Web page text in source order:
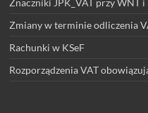
Znaczniki JPK_VAT przy WNT
Zmiany w terminie odliczenia
Rachunki w KSeF
Rozporządzenia VAT